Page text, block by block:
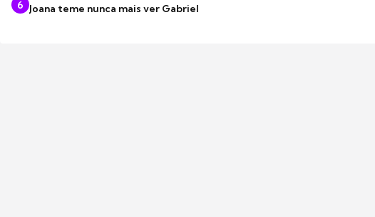
6 Joana teme nunca mais ver Gabriel